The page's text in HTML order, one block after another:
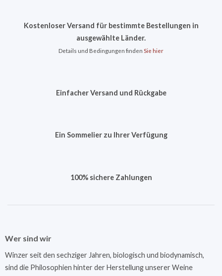
Kostenloser Versand für bestimmte Bestellungen in
ausgewählte Länder.
Details und Bedingungen finden Sie hier
Einfacher Versand und Rückgabe
Ein Sommelier zu Ihrer Verfügung
100% sichere Zahlungen
Wer sind wir
Winzer seit den sechziger Jahren, biologisch und biodynamisch,
sind die Philosophien hinter der Herstellung unserer Weine